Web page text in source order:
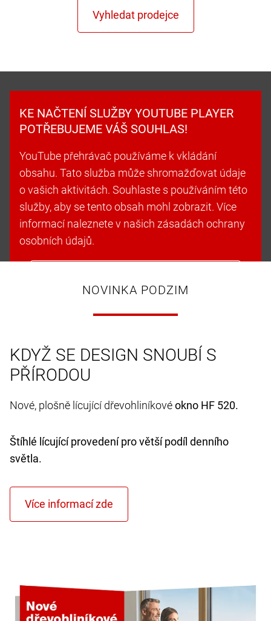
KE NAČTENÍ SLUŽBY YOUTUBE PLAYER
POTŘEBUJEME VÁŠ SOUHLAS!
YouTube přehrávač používáme k vkládání
obsahu. Tato služba může shromažďovat údaje
o vašich aktivitách. Souhlaste s používáním této
služby, aby se tento obsah mohl zobrazit. Více
informací naleznete v našich zásadách ochrany
osobních údajů.
NOVINKA PODZIM
KDYŽ SE DESIGN SNOUBÍ S
PŘÍRODOU
Nové, plošně lícující dřevohliníkovéokno HF 520.
Štíhlé lícující provedení pro větší podíl denního
světla.